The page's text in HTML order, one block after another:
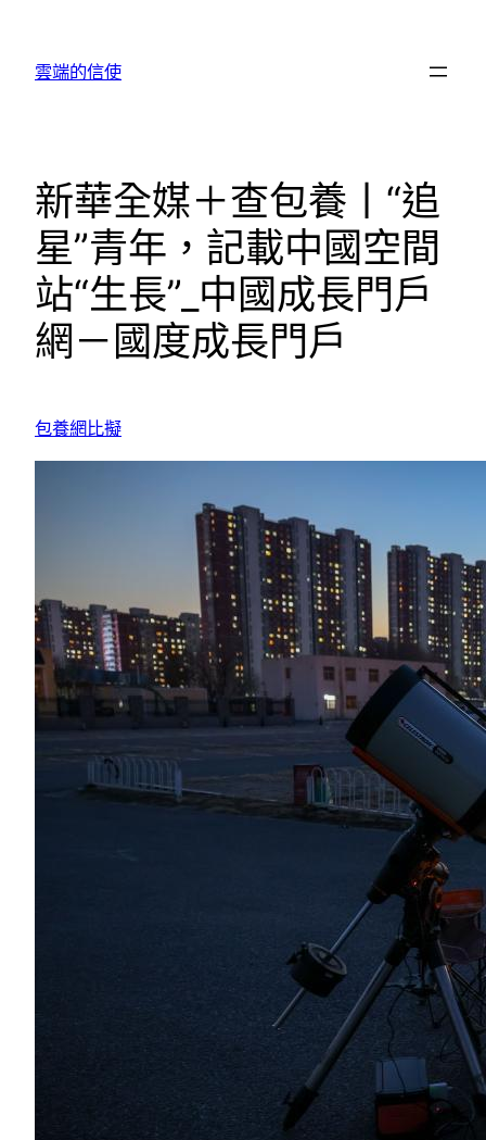
雲端的信使
新華全媒＋查包養丨“追
星”青年，記載中國空間
站“生長”_中國成長門戶
網－國度成長門戶
包養網比擬